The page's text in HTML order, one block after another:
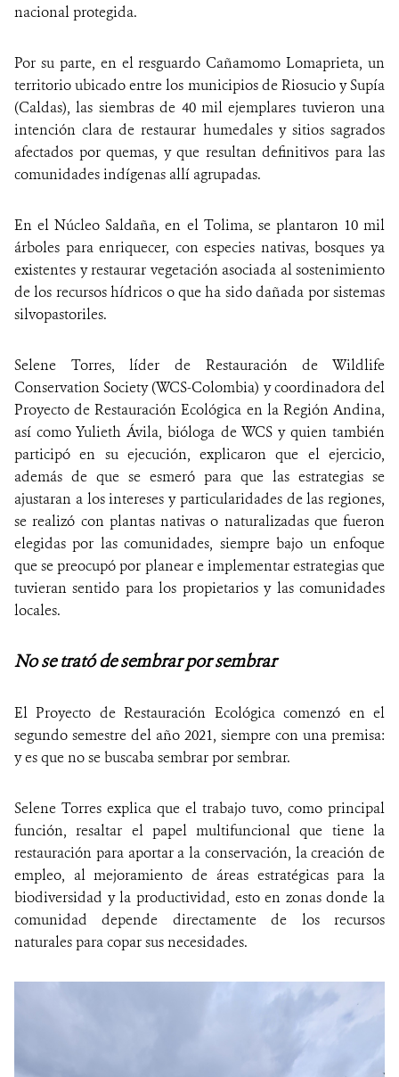
nacional protegida.
Por su parte, en el resguardo Cañamomo Lomaprieta, un
territorio ubicado entre los municipios de Riosucio y Supía
(Caldas), las siembras de 40 mil ejemplares tuvieron una
intención clara de restaurar humedales y sitios sagrados
afectados por quemas, y que resultan definitivos para las
comunidades indígenas allí agrupadas.
En el Núcleo Saldaña, en el Tolima, se plantaron 10 mil
árboles para enriquecer, con especies nativas, bosques ya
existentes y restaurar vegetación asociada al sostenimiento
de los recursos hídricos o que ha sido dañada por sistemas
silvopastoriles.
Selene Torres, líder de Restauración de Wildlife
Conservation Society (WCS-Colombia) y coordinadora del
Proyecto de Restauración Ecológica en la Región Andina,
así como Yulieth Ávila, bióloga de WCS y quien también
participó en su ejecución, explicaron que el ejercicio,
además de que se esmeró para que las estrategias se
ajustaran a los intereses y particularidades de las regiones,
se realizó con plantas nativas o naturalizadas que fueron
elegidas por las comunidades, siempre bajo un enfoque
que se preocupó por planear e implementar estrategias que
tuvieran sentido para los propietarios y las comunidades
locales.
No se trató de sembrar por sembrar
El Proyecto de Restauración Ecológica comenzó en el
segundo semestre del año 2021, siempre con una premisa:
y es que no se buscaba sembrar por sembrar.
Selene Torres explica que el trabajo tuvo, como principal
función, resaltar el papel multifuncional que tiene la
restauración para aportar a la conservación, la creación de
empleo, al mejoramiento de áreas estratégicas para la
biodiversidad y la productividad, esto en zonas donde la
comunidad depende directamente de los recursos
naturales para copar sus necesidades.